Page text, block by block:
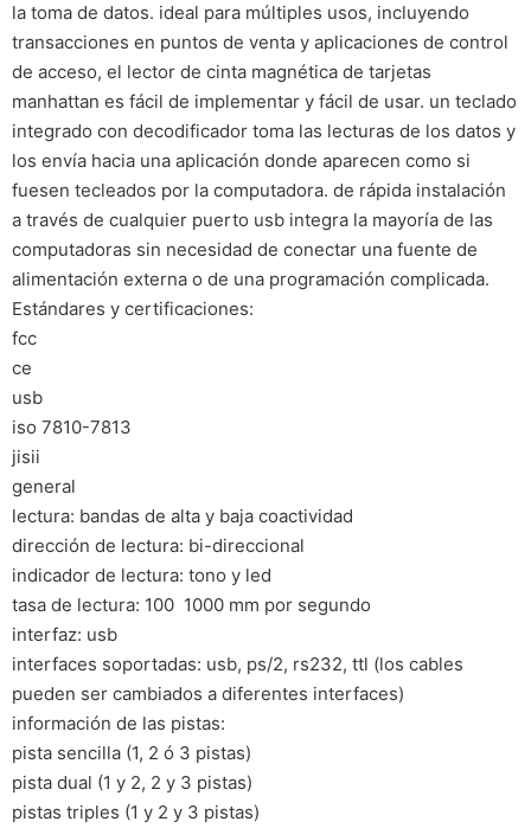
la toma de datos. ideal para múltiples usos, incluyendo
transacciones en puntos de venta y aplicaciones de control
de acceso, el lector de cinta magnética de tarjetas
manhattan es fácil de implementar y fácil de usar. un teclado
integrado con decodificador toma las lecturas de los datos y
los envía hacia una aplicación donde aparecen como si
fuesen tecleados por la computadora. de rápida instalación
a través de cualquier puerto usb integra la mayoría de las
computadoras sin necesidad de conectar una fuente de
alimentación externa o de una programación complicada.
Estándares y certificaciones:
fcc
ce
usb
iso 7810-7813
jisii
general
lectura: bandas de alta y baja coactividad
dirección de lectura: bi-direccional
indicador de lectura: tono y led
tasa de lectura: 100  1000 mm por segundo
interfaz: usb
interfaces soportadas: usb, ps/2, rs232, ttl (los cables
pueden ser cambiados a diferentes interfaces)
información de las pistas:
pista sencilla (1, 2 ó 3 pistas)
pista dual (1 y 2, 2 y 3 pistas)
pistas triples (1 y 2 y 3 pistas)